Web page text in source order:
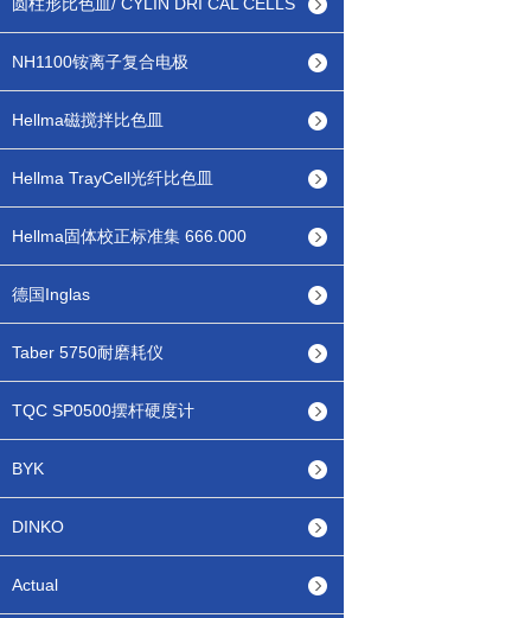
NH1100铵离子复合电极
Hellma磁搅拌比色皿
Hellma TrayCell光纤比色皿
Hellma固体校正标准集 666.000
德国Inglas
Taber 5750耐磨耗仪
TQC SP0500摆杆硬度计
BYK
DINKO
Actual